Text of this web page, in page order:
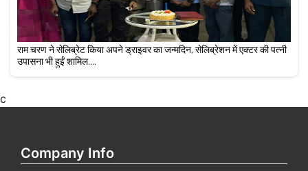
राम चरण ने सेलिब्रेट किया अपने ड्राइवर का जन्मदिन, सेलिब्रेशन में एक्टर की पत्नी
उपासना भी हुईं शामिल....
c
Company Info